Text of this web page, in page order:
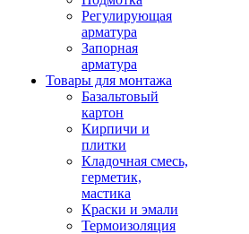
Регулирующая
арматура
Запорная
арматура
Товары для монтажа
Базальтовый
картон
Кирпичи и
плитки
Кладочная смесь,
герметик,
мастика
Краски и эмали
Термоизоляция